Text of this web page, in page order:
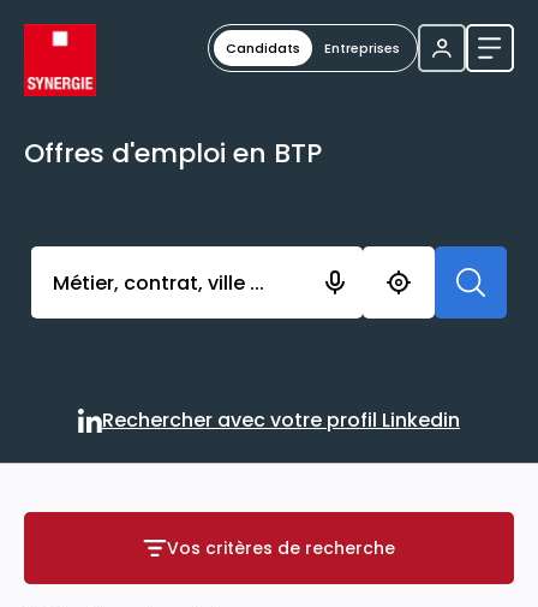
Candidats Entreprises
Offres d'emploi en BTP
Activer l’élément pour lancer l’enregistrement.
Rechercher avec votre
Rechercher avec votre profil Linkedin
Vos critères de recherche
Vos critères de recherche